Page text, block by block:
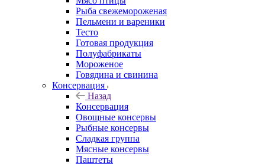
Рыба свежемороженая
Пельмени и вареники
Тесто
Готовая продукция
Полуфабрикаты
Мороженое
Говядина и свинина
Консервация
Назад
Консервация
Овощные консервы
Рыбные консервы
Сладкая группа
Мясные консервы
Паштеты